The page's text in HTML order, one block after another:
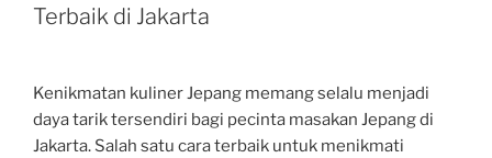
Terbaik di Jakarta
Kenikmatan kuliner Jepang memang selalu menjadi
daya tarik tersendiri bagi pecinta masakan Jepang di
Jakarta. Salah satu cara terbaik untuk menikmati